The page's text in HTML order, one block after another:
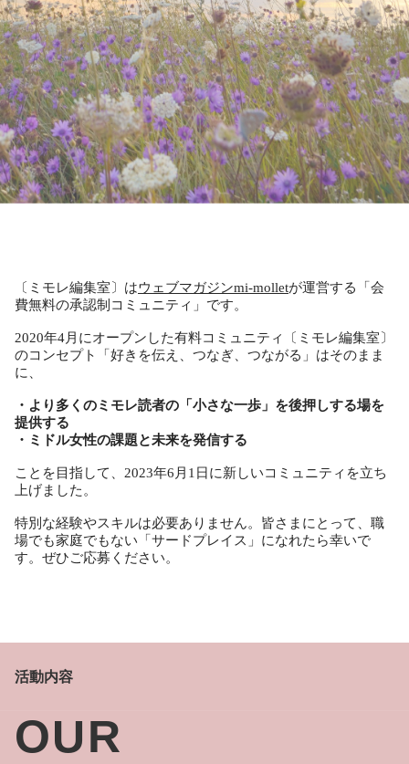
〔ミモレ編集室〕はウェブマガジンmi-molletが運営する「会
費無料の承認制コミュニティ」です。
2020年4月にオープンした有料コミュニティ〔ミモレ編集室〕
のコンセプト「好きを伝え、つなぎ、つながる」はそのまま
に、
・より多くのミモレ読者の「小さな一歩」を後押しする場を
提供する
・ミドル女性の課題と未来を発信する
ことを目指して、2023年6月1日に新しいコミュニティを立ち
上げました。
特別な経験やスキルは必要ありません。皆さまにとって、職
場でも家庭でもない「サードプレイス」になれたら幸いで
す。ぜひご応募ください。
活動内容
OUR